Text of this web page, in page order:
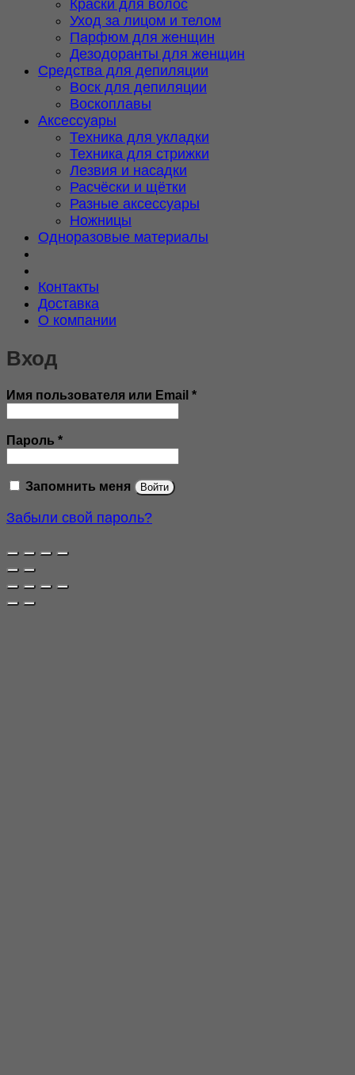
Краски для волос
Уход за лицом и телом
Парфюм для женщин
Дезодоранты для женщин
Средства для депиляции
Воск для депиляции
Воскоплавы
Аксессуары
Техника для укладки
Техника для стрижки
Лезвия и насадки
Расчёски и щётки
Разные аксессуары
Ножницы
Одноразовые материалы
Контакты
Доставка
О компании
Вход
Имя пользователя или Email *Обязательно
Пароль *Обязательно
Запомнить меня Войти
Забыли свой пароль?